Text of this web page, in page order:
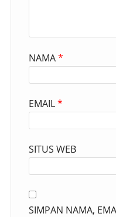
NAMA*
EMAIL*
SITUS WEB
SIMPAN NAMA,